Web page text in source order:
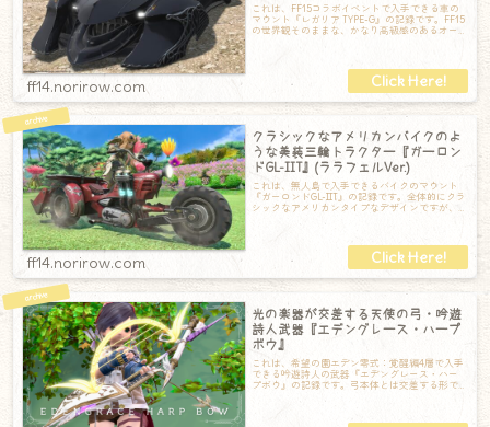
これは、FF15コラボイベントで入手できる車の
マウント『レガリア TYPE-G』の記録です。FF15
の世界観そのままな、かなり高級感のあるオー
ff14.norirow.com
クラシックなアメリカンバイクのよ
うな美装三輪トラクター『ガーロン
ドGL-IIT』(ララフェルVer.)
これは、無人島で入手できるバイクのマウント
『ガーロンドGL-IIT』の記録です。全体的にクラ
シックなアメリカンタイプなデザインですが、
ff14.norirow.com
光の楽器が交差する天使の弓・吟遊
詩人武器『エデングレース・ハープ
ボウ』
これは、希望の園エデン零式：覚醒編4層で入手
できる吟遊詩人の武器『エデングレース・ハー
プボウ』の記録です。弓本体とは交差する形で